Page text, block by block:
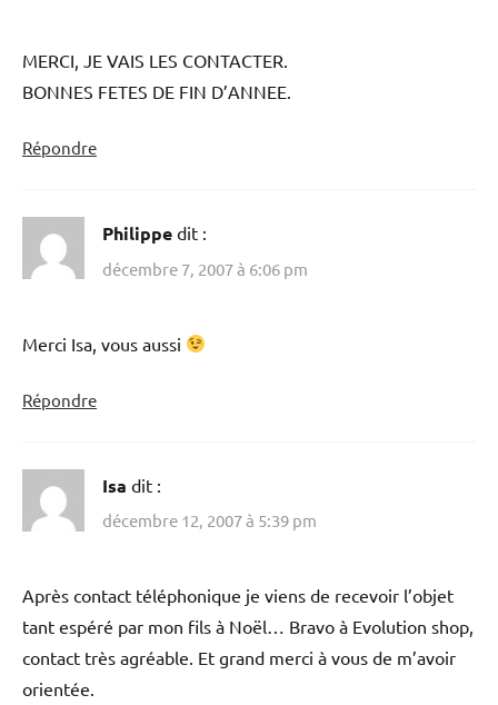
MERCI, JE VAIS LES CONTACTER.
BONNES FETES DE FIN D’ANNEE.
Répondre
Philippe dit :
décembre 7, 2007 à 6:06 pm
Merci Isa, vous aussi
Répondre
Isa dit :
décembre 12, 2007 à 5:39 pm
Après contact téléphonique je viens de recevoir l’objet
tant espéré par mon fils à Noël… Bravo à Evolution shop,
contact très agréable. Et grand merci à vous de m’avoir
orientée.